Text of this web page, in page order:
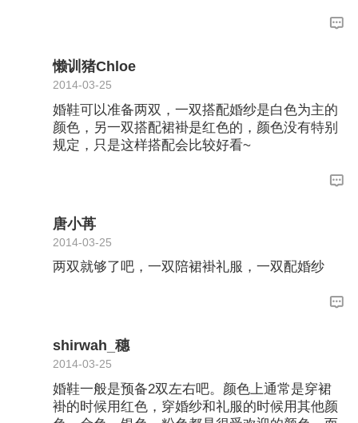
懒训猪Chloe
2014-03-25
婚鞋可以准备两双，一双搭配婚纱是白色为主的
颜色，另一双搭配裙褂是红色的，颜色没有特别
规定，只是这样搭配会比较好看~
唐小苒
2014-03-25
两双就够了吧，一双陪裙褂礼服，一双配婚纱
shirwah_穗
2014-03-25
婚鞋一般是预备2双左右吧。颜色上通常是穿裙
褂的时候用红色，穿婚纱和礼服的时候用其他颜